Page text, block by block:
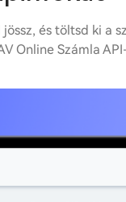
és töltsd ki a
Online Számla